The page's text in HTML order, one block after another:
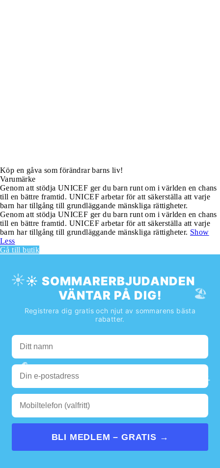
Köp en gåva som förändrar barns liv!
Varumärke
Genom att stödja UNICEF ger du barn runt om i världen en chans
till en bättre framtid. UNICEF arbetar för att säkerställa att varje
barn har tillgång till grundläggande mänskliga rättigheter.
Genom att stödja UNICEF ger du barn runt om i världen en chans
till en bättre framtid. UNICEF arbetar för att säkerställa att varje
barn har tillgång till grundläggande mänskliga rättigheter. Show
Less
Gå till butik
☀️
🏖️
🌊
☀️
☀️ SOMMARERBJUDANDEN
VÄNTAR PÅ DIG!
Registrera dig gratis och njut av sommarens bästa
rabatter.
BLI MEDLEM – GRATIS →